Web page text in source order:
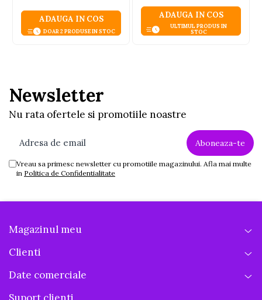
ADAUGA IN COS
DOAR 2 PRODUSE IN STOC
ADAUGA IN COS
ULTIMUL PRODUS IN
STOC
Newsletter
Nu rata ofertele si promotiile noastre
Vreau sa primesc newsletter cu promotiile magazinului. Afla mai multe
in Politica de Confidentialitate
Magazinul meu
Clienti
Date comerciale